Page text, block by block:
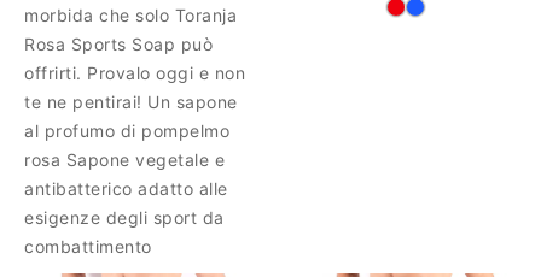
morbida che solo Toranja
Rosa Sports Soap può
offrirti. Provalo oggi e non
te ne pentirai! Un sapone
al profumo di pompelmo
rosa Sapone vegetale e
antibatterico adatto alle
esigenze degli sport da
combattimento